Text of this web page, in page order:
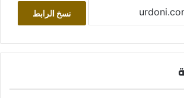
نسخ الرابط